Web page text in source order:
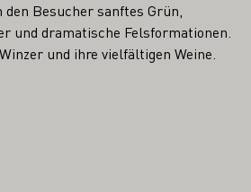
Besucher sanftes Grün,
und dramatische Felsformationen.
und ihre vielfältigen Weine.